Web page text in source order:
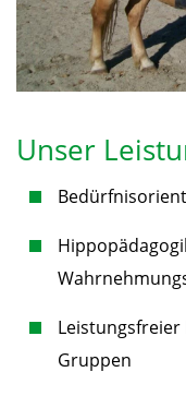
Unser
Gruppen